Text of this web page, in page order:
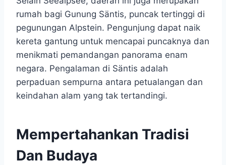
rumah bagi Gunung Säntis, puncak tertinggi di
pegunungan Alpstein. Pengunjung dapat naik
kereta gantung untuk mencapai puncaknya dan
menikmati pemandangan panorama enam
negara. Pengalaman di Säntis adalah
perpaduan sempurna antara petualangan dan
keindahan alam yang tak tertandingi.
Mempertahankan Tradisi
Dan Budaya